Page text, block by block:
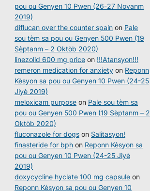
pou ou Genyen 10 Pwen (26-27 Novanm
2019)
diflucan over the counter spain on Pale
sou tèm sa pou ou Genyen 500 Pwen (19
Sèptanm – 2 Oktòb 2020)
linezolid 600 mg price on !!!Atansyon!!!
remeron medication for anxiety on Reponn
Kèsyon sa pou ou Genyen 10 Pwen (24-25
Jiyè 2019)
meloxicam purpose on Pale sou tèm sa
pou ou Genyen 500 Pwen (19 Sèptanm – 2
Oktòb 2020)
fluconazole for dogs on Salitasyon!
finasteride for bph on Reponn Kèsyon sa
pou ou Genyen 10 Pwen (24-25 Jiyè
2019)
doxycycline hyclate 100 mg capsule on
Reponn Kèsyon sa pou ou Genyen 10